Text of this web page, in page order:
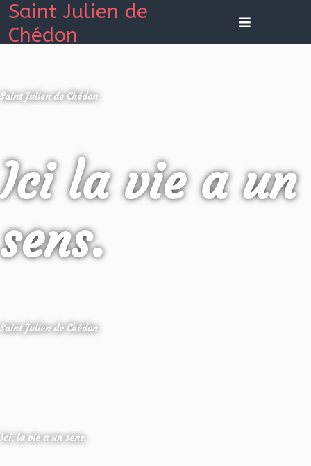
Saint Julien de
Chédon
Saint Julien de Chédon
Ici la vie a un
sens.
Saint Julien de Chédon
Ici, la vie a un sens.